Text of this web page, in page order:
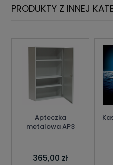
PRODUKTY Z INNEJ
Apteczka
metalowa AP3
365,00 zł